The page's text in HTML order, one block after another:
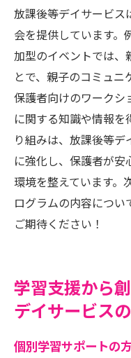
放課後等デイサービス
会を提供しています。
加型のイベントでは、
とで、親子のコミュニ
保護者向けのワークシ
に関する知識や情報
り組みは、放課後等
に強化し、保護者が
環境を整えています。
ログラムの内容につ
ご期待ください！
学習支援から
デイサービス
個別学習サポートの